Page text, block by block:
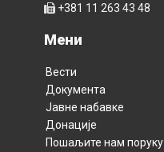
+381 11 263 43 48
Мени
Вести
Документа
Јавне набавке
Донације
Пошаљите нам поруку